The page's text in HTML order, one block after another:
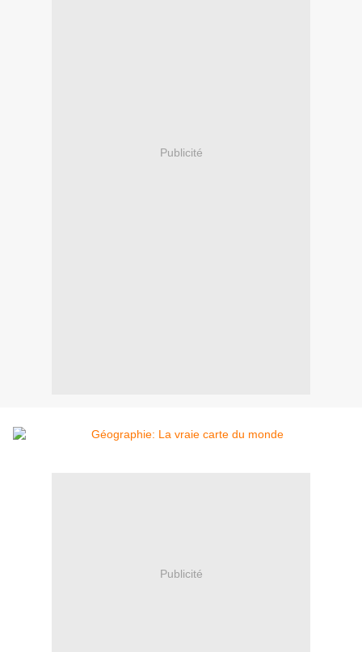
Publicité
Publicité